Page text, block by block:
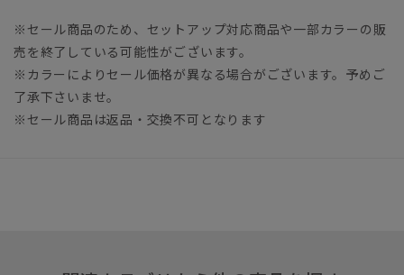
※セール商品のため、セットアップ対応商品や一部カラーの販
売を終了している可能性がございます。
※カラーによりセール価格が異なる場合がございます。予めご
了承下さいませ。
※セール商品は返品・交換不可となります